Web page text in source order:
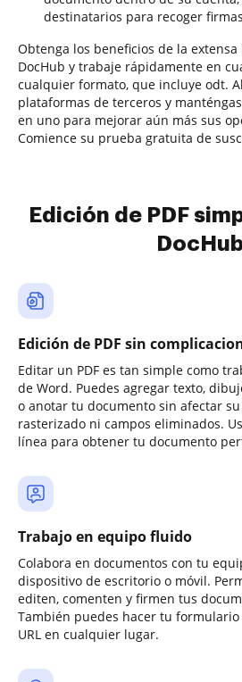
destinatarios para recoger
Obtenga los beneficios de la
DocHub y trabaje rápidamente en
cualquier formato, que incluye odt.
plataformas de terceros y
en uno para mejorar aún más sus
Comience su prueba gratuita de
Edición de PDF
Edición de PDF sin
Editar un PDF es tan simple como
de Word. Puedes agregar texto,
o anotar tu documento sin afectar
rasterizado ni campos eliminados.
línea para obtener tu documento
Trabajo en equipo fluido
Colabora en documentos con tu
dispositivo de escritorio o móvil.
editen, comenten y firmen tus
También puedes hacer tu
URL en cualquier lugar.